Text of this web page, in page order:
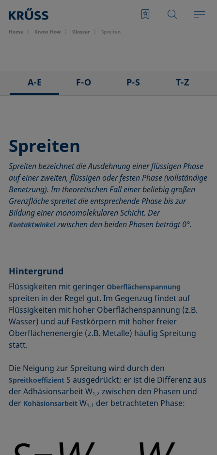
Home Know How Glossar Spreiten
A-E
Abrollwinkel
Adhäsionsarbeit
Adsorptionskoeffizient
ASTM D 971
Aufsichtdistanzmethode
Basislinie
Benetzbarkeit
Blasendruck-Tensiometer
Captive Bubble Methode
Constrained Sessile Drop
Diffusionskoeffizient
Dispersiver Anteil
Dreiphasenpunkt
Dynamischer Kontaktwinkel
Emulsion
Entnetzung
F-O
Fowkes-Methode
Freie Oberflächenenergie (engl. surface free energy, SFE)
Grenzflächenrheologie, Oberflächenrheologie
Grenzflächenspannung
Höhe-Breite-Methode
Hysterese
Kegelschnittmethode
Kreismethode
Kritische Mizellkonzentration (CMC) und
Tensidkonzentration
Kritische Oberflächenspannung
Laplace-Druck
Liegender Tropfen (sessile drop)
Liquid Needle
Lotuseffekt
Meniskus-Methode
Methode nach Oss und Good
Methode nach Owens, Wendt, Rabel und Kaelble (OWRK)
Methode nach Zisman
P-S
Polarer Anteil
Polynommethode
Rauheit (Oberflächenrauheit)
Ringabrissmethode
Ringmethode nach Du Noüy
Ross-Miles-Methode
Rückzugswinkel
Spinning-Drop-Tensiometer
Spreiten
Spreitkoeffizient, Spreitparameter
Stabmethode
Stalagmometer
Statische Oberflächenspannung
Stood-up Drop
T-Z
Überschusskonzentration
Tropfenkonturanalyse
Washburn-Methode
Weber-Zahl
Young’sche Gleichung
Young-Laplace-Fit
Spreiten
Spreiten bezeichnet die Ausdehnung einer flüssigen Phase
auf einer zweiten, flüssigen oder festen Phase (vollständige
Benetzung). Im theoretischen Fall einer beliebig großen
Grenzfläche spreitet die entsprechende Phase bis zur
Bildung einer monomolekularen Schicht. Der
Kontaktwinkelzwischen den beiden Phasen beträgt 0°.
Hintergrund
Flüssigkeiten mit geringer Oberflächenspannung
spreiten in der Regel gut. Im Gegenzug findet auf
Flüssigkeiten mit hoher Oberflächenspannung (z.B.
Wasser) und auf Festkörpern mit hoher freier
Oberflächenenergie (z.B. Metalle) häufig Spreitung
statt.
Die Neigung zur Spreitung wird durch den
Spreitkoeffizient S ausgedrückt; er ist die Differenz aus
der Adhäsionsarbeit W1,2 zwischen den Phasen und
der Kohäsionsarbeit W1,1 der betrachteten Phase: